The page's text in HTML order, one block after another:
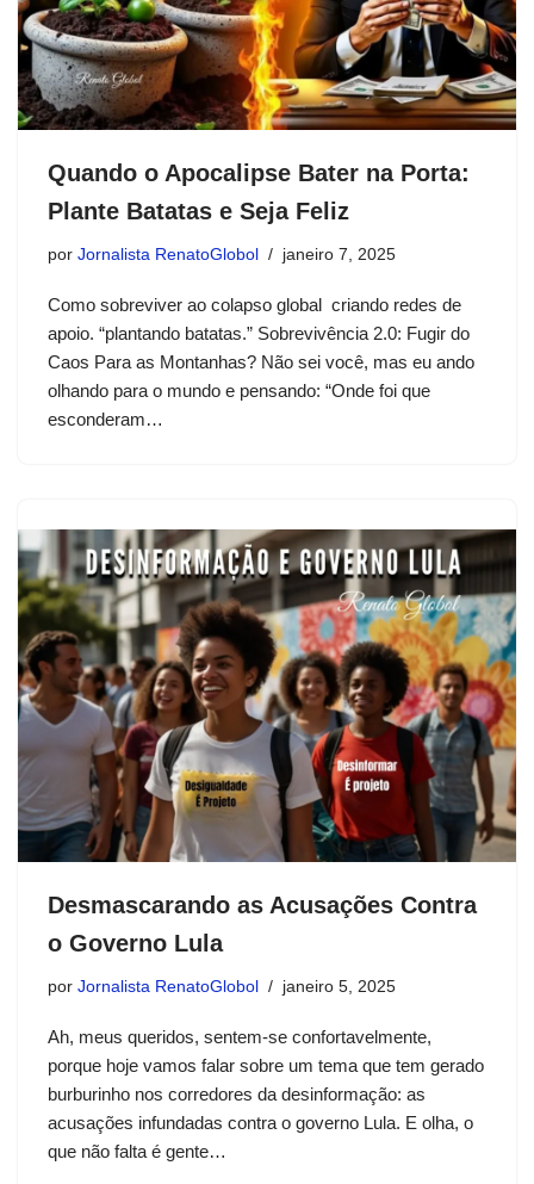
Quando o Apocalipse Bater na Porta:
Plante Batatas e Seja Feliz
por Jornalista RenatoGlobol janeiro 7, 2025
Como sobreviver ao colapso global criando redes de
apoio. “plantando batatas.” Sobrevivência 2.0: Fugir do
Caos Para as Montanhas? Não sei você, mas eu ando
olhando para o mundo e pensando: “Onde foi que
esconderam…
Desmascarando as Acusações Contra
o Governo Lula
por Jornalista RenatoGlobol janeiro 5, 2025
Ah, meus queridos, sentem-se confortavelmente,
porque hoje vamos falar sobre um tema que tem gerado
burburinho nos corredores da desinformação: as
acusações infundadas contra o governo Lula. E olha, o
que não falta é gente…